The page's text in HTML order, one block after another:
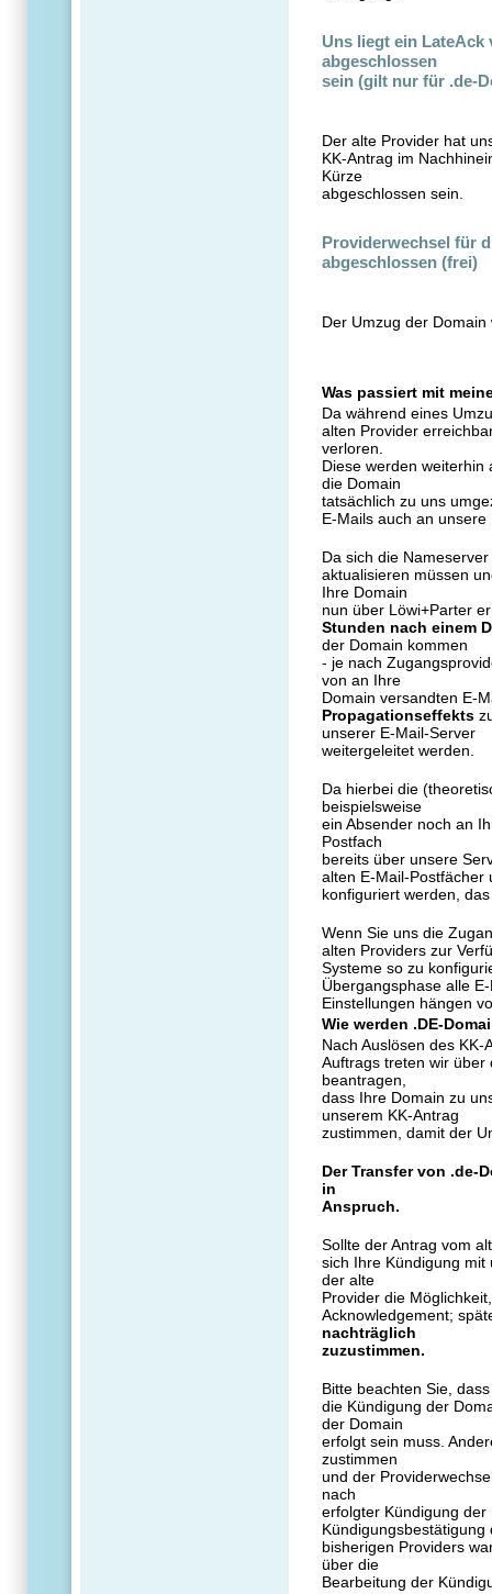
Uns liegt ein
abgeschlossen
sein (gilt nur für .de-
Der alte Provider hat
KK-Antrag im
Kürze
abgeschlossen sein.
Providerwechsel für
abgeschlossen (frei)
Der Umzug der
Was passiert mit
Da während eines
alten Provider
verloren.
Diese werden weiterhin
die Domain
tatsächlich zu uns
E-Mails auch an
Da sich die
aktualisieren müssen
Ihre Domain
nun über Löwi+Parter
Stunden nach einem
der Domain kommen
- je nach
von an Ihre
Domain versandten E-
Propagationseffekts
unserer E-Mail-Server
weitergeleitet werden.
Da hierbei die
beispielsweise
ein Absender noch an
Postfach
bereits über unsere
alten E-Mail-Postfächer
konfiguriert werden,
Wenn Sie uns die
alten Providers zur
Systeme so zu
Übergangsphase alle
Einstellungen hängen
Wie werden .DE-
Nach Auslösen des
Auftrags treten wir über
beantragen,
dass Ihre Domain zu
unserem KK-Antrag
zustimmen, damit der
Der Transfer von .de-
in
Anspruch.
Sollte der Antrag vom
sich Ihre Kündigung
der alte
Provider die
Acknowledgement;
nachträglich
zuzustimmen.
Bitte beachten Sie,
die Kündigung der
der Domain
erfolgt sein muss.
zustimmen
und der
nach
erfolgter Kündigung
Kündigungsbestätigung
bisherigen Providers
über die
Bearbeitung der